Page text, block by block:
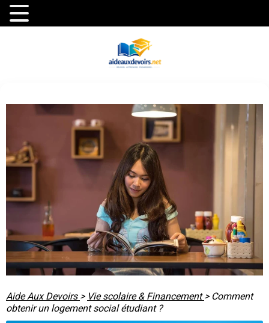
Aide Aux Devoirs > Vie scolaire & Financement > Comment
obtenir un logement social étudiant ?